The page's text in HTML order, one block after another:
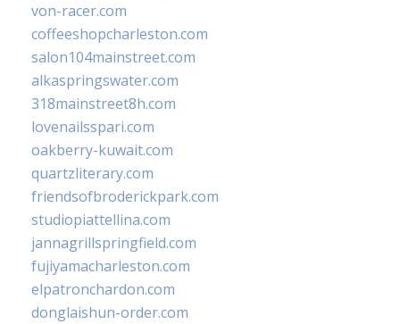
von-racer.com
coffeeshopcharleston.com
salon104mainstreet.com
alkaspringswater.com
318mainstreet8h.com
lovenailsspari.com
oakberry-kuwait.com
quartzliterary.com
friendsofbroderickpark.com
studiopiattellina.com
jannagrillspringfield.com
fujiyamacharleston.com
elpatronchardon.com
donglaishun-order.com